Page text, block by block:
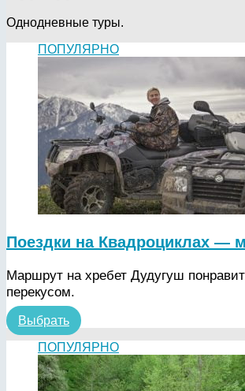
Однодневные туры.
ПОПУЛЯРНО
Поездки на Квадроциклах —
Маршрут на хребет Дудугуш
перекусом.
Выбрать
ПОПУЛЯРНО